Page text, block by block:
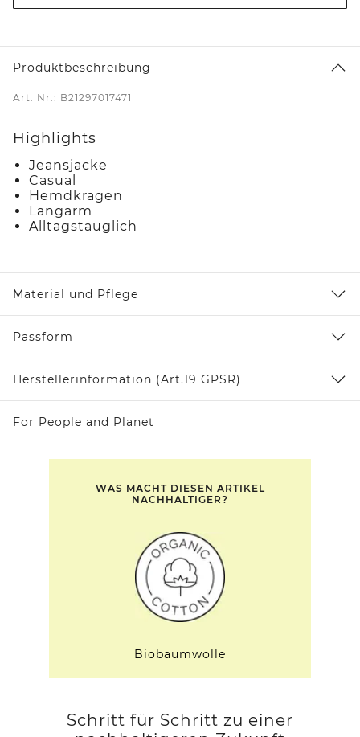
Produktbeschreibung
Art. Nr.: B21297017471
Highlights
Jeansjacke
Casual
Hemdkragen
Langarm
Alltagstauglich
Material und Pflege
Passform
Herstellerinformation (Art.19 GPSR)
For People and Planet
WAS MACHT DIESEN ARTIKEL
NACHHALTIGER?
Biobaumwolle
Schritt für Schritt zu einer